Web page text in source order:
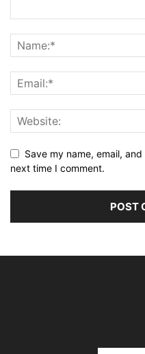
Save my name, email,
next time I comment.